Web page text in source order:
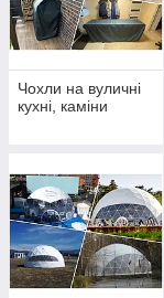
Чохли на вуличні
кухні, каміни